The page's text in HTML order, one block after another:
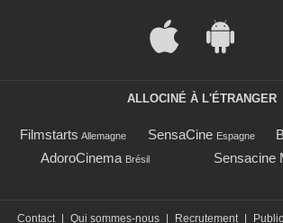
ALLOCINÉ À L'ÉTRANGER
Filmstarts Allemagne SensaCine Espagne
AdoroCinema Brésil Sensacine
Contact | Qui sommes-nous | Recrutement |